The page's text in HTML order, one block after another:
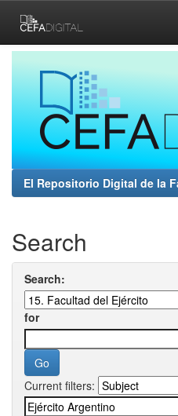
navigation
El Repositorio Digital de la
Search
Search:
for
Current filters: